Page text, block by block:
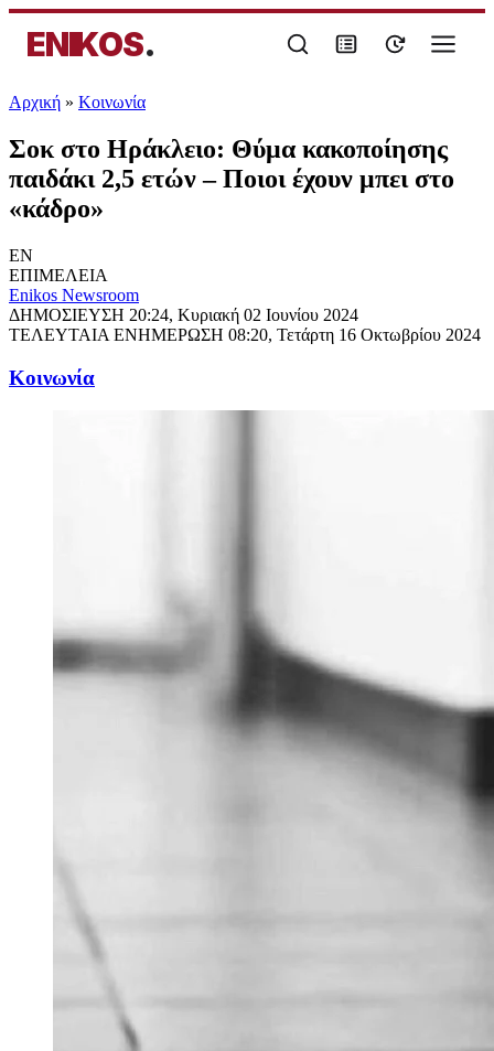
ENIKOS.
Αρχική » Κοινωνία
Σοκ στο Ηράκλειο: Θύμα κακοποίησης
παιδάκι 2,5 ετών – Ποιοι έχουν μπει στο
«κάδρο»
EN
ΕΠΙΜΕΛΕΙΑ
Enikos Newsroom
ΔΗΜΟΣΙΕΥΣΗ 20:24, Κυριακή 02 Ιουνίου 2024
ΤΕΛΕΥΤΑΙΑ ΕΝΗΜΕΡΩΣΗ 08:20, Τετάρτη 16 Οκτωβρίου 2024
Κοινωνία